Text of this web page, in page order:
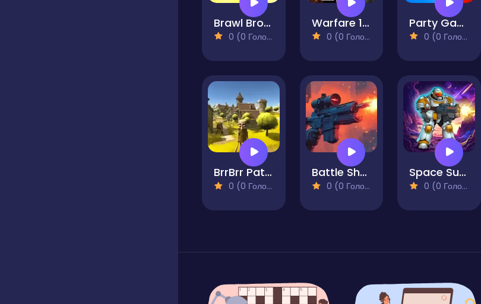
Brawl Bros Squad
0 (0 Голосів)
Warfare 1942 - Online Shooter
0 (0 Голосів)
Party Games Mini Shooter Battle
0 (0 Голосів)
BrrBrr Patapim
0 (0 Голосів)
Battle Shot Elite
0 (0 Голосів)
Space Survivor
0 (0 Голосів)